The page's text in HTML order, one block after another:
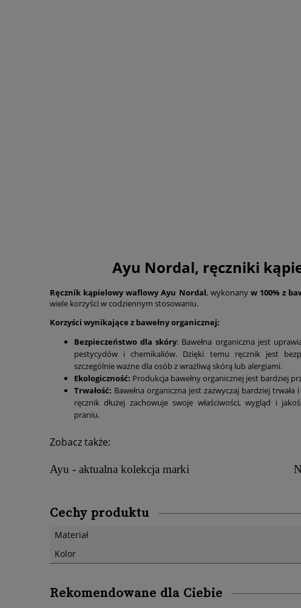
Ayu Nordal, ręczniki
Ręcznik kąpielowy waflowy Ayu Nordal, wykonany w 100% z
wiele korzyści w codziennym stosowaniu.
Korzyści wynikające z bawełny organicznej:
Bezpieczeństwo dla skóry: Bawełna organiczna jest
pestycydów i chemikaliów. Dzięki temu ręcznik jest
szczególnie ważne dla osób z wrażliwą skórą lub alergiami.
Ekologiczność: Produkcja bawełny organicznej jest bardziej
Trwałość: Bawełna organiczna jest zazwyczaj bardziej trwała
ręcznik dłużej zachowuje swoje właściwości, wygląd i
praniu.
Zobacz także:
Ayu - aktualna kolekcja marki
Cechy produktu
Materiał
Kolor
Rekomendowane dla Ciebie